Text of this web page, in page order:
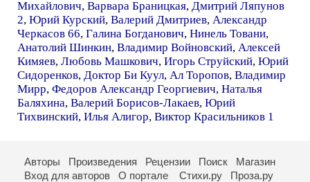
Михайлович, Варвара Браницкая, Дмитрий Ляпунов
2, Юрий Курский, Валерий Дмитриев, Александр
Черкасов 66, Галина Богданович, Нинель Товани,
Анатолий Шинкин, Владимир Войновский, Алексей
Кимяев, Любовь Машкович, Игорь Струйский, Юрий
Сидоренков, Доктор Би Куул, Ал Торопов, Владимир
Мирр, Федоров Александр Георгиевич, Наталья
Баляхина, Валерий Борисов-Лакаев, Юрий
Тихвинский, Илья Алигор, Виктор Красильников 1
Авторы Произведения Рецензии Поиск
Магазин
Вход для авторов
О портале Стихи.ру Проза.ру